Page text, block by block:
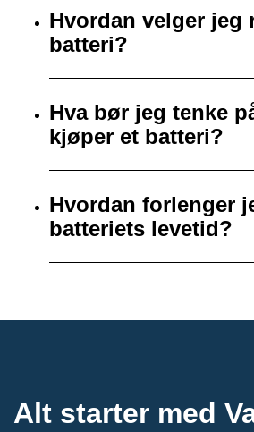
Hvordan velger jeg
batteri?
Hva bør jeg tenke
kjøper et batteri?
Hvordan forlenger
batteriets levetid?
Alt starter med